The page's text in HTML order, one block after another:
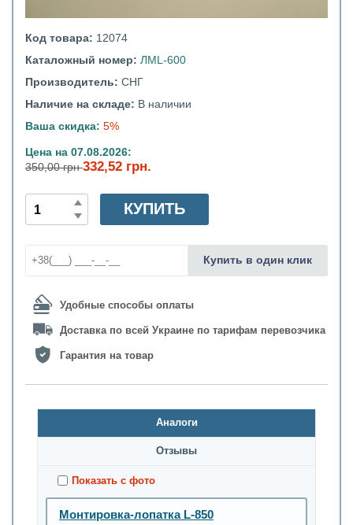
Код товара: 12074
Каталожный номер: ЛМL-600
Производитель: СНГ
Наличие на складе: В наличии
Ваша скидка: 5%
Цена на 07.08.2026:
350,00 грн332,52 грн.
Удобные способы оплаты
Доставка по всей Украине по тарифам перевозчика
Гарантия на товар
КУПИТЬ
Купить в один клик
Аналоги
Oтзывы
Показать с фото
Монтировка-лопатка L-850